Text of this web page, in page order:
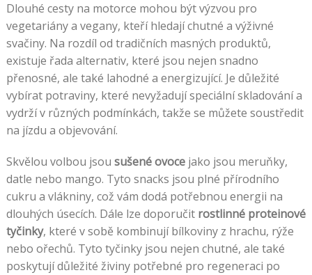
Dlouhé cesty na motorce mohou být výzvou pro
vegetariány a vegany, kteří hledají chutné a výživné
svačiny. Na rozdíl od tradičních masných produktů,
existuje řada alternativ, které jsou nejen snadno
přenosné, ale také lahodné a energizující. Je důležité
vybírat potraviny, které nevyžadují speciální skladování a
vydrží v různých podmínkách, takže se můžete soustředit
na jízdu a objevování.
Skvělou volbou jsou sušené ovocejako jsou meruňky,
datle nebo mango. Tyto snacks jsou plné přírodního
cukru a vlákniny, což vám dodá potřebnou energii na
dlouhých úsecích. Dále lze doporučit rostlinné proteinové
tyčinky, které v sobě kombinují bílkoviny z hrachu, rýže
nebo ořechů. Tyto tyčinky jsou nejen chutné, ale také
poskytují důležité živiny potřebné pro regeneraci po